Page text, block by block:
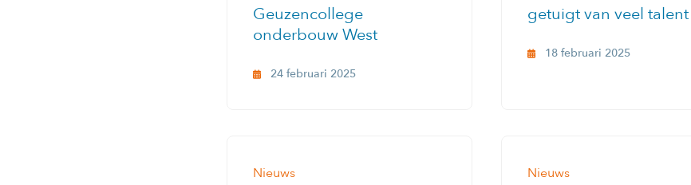
Geuzencollege
onderbouw West
24 februari 2025
getuigt van veel talent
18 februari 2025
Nieuws Nieuws